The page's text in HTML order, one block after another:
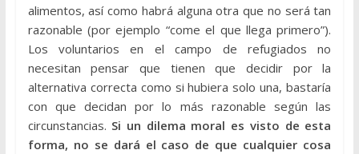
alimentos, así como habrá alguna otra que no será tan
razonable (por ejemplo “come el que llega primero”).
Los voluntarios en el campo de refugiados no
necesitan pensar que tienen que decidir por la
alternativa correcta como si hubiera solo una, bastaría
con que decidan por lo más razonable según las
circunstancias. Si un dilema moral es visto de esta
forma, no se dará el caso de que cualquier cosa